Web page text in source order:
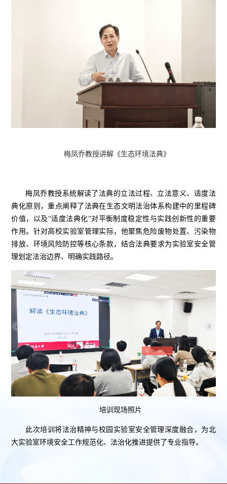
梅凤乔教授讲解《生态环境法典》
梅凤乔教授系统解读了法典的立法过程、立法意义、适度法
典化原则，重点阐释了法典在生态文明法治体系构建中的里程碑
价值，以及“适度法典化”对平衡制度稳定性与实践创新性的重要
作用。针对高校实验室管理实际，他聚焦危险废物处置、污染物
排放、环境风险防控等核心条款，结合法典要求为实验室安全管
理划定法治边界、明确实践路径。
培训现场照片
此次培训将法治精神与校园实验室安全管理深度融合，为北
大实验室环境安全工作规范化、法治化推进提供了专业指导。